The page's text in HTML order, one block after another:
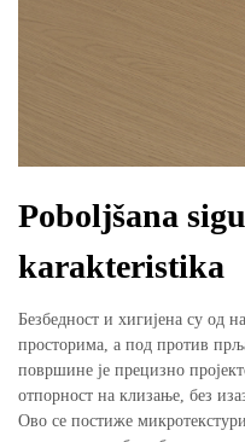
Poboljšana
karakteristika
Безбедност и хигијена су од
просторима, а под против
површине је прецизно
отпорност на клизање, без
Ово се постиже